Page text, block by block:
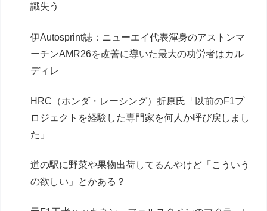
識失う
伊Autosprint誌：ニューエイ代表渾身のアストンマ
ーチンAMR26を改善に導いた最大の功労者はカル
ディレ
HRC（ホンダ・レーシング）折原氏「以前のF1プ
ロジェクトを経験した専門家を何人か呼び戻しまし
た」
道の駅に野菜や果物出荷してるんやけど「こういう
の欲しい」とかある？